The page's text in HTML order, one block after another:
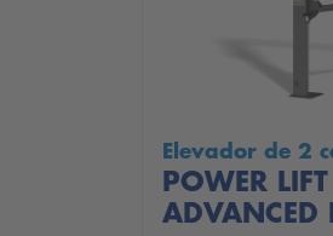
Elevador de 2
POWER
ADVANCED